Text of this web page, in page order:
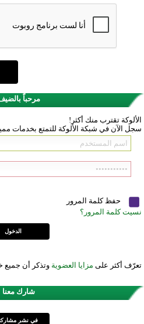
مرحباً
الألوكة تقترب منك أكثر!
سجل الآن في شبكة الألوكة للتمتع بخدمات
حفظ كلمة المرور
نسيت كلمة المرور؟
تعرّف أكثر على مزايا العضوية وتذكر أن جميع
شارك معنا
في نشر